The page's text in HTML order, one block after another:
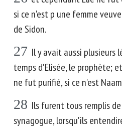
si ce n'est p une femme
de Sidon.
27 Il y avait aussi plusieurs
temps d'Elisée, le prophète;
ne fut purifié, si ce n'est
28 Ils furent tous remplis
synagogue, lorsqu'ils